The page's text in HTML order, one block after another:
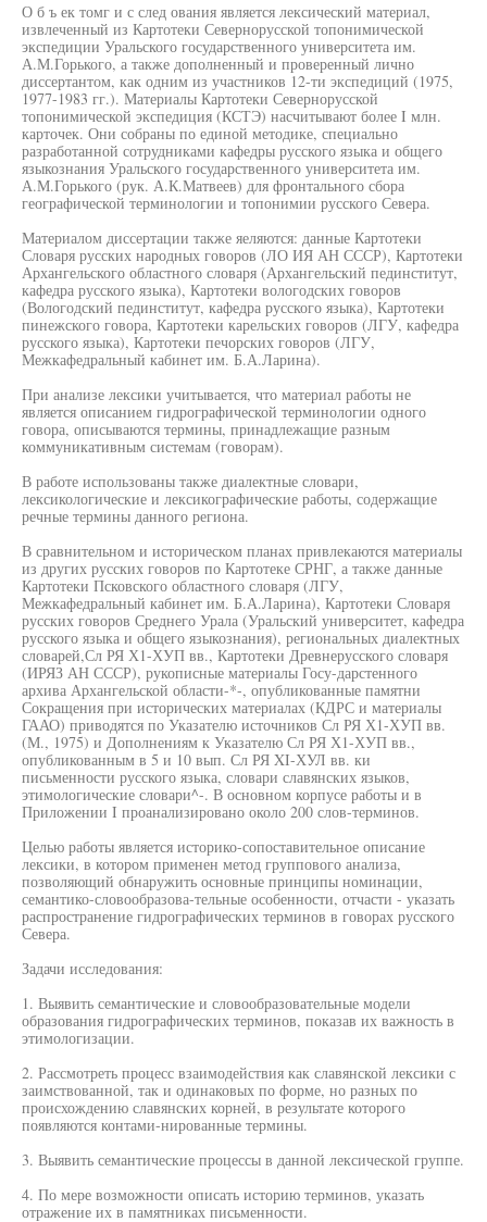
О б ъ ек томг и с след ования является лексический материал,
извлеченный из Картотеки Севернорусской топонимической
экспедиции Уральского государственного университета им.
А.М.Горького, а также дополненный и проверенный лично
диссертантом, как одним из участников 12-ти экспедиций (1975,
1977-1983 гг.). Материалы Картотеки Севернорусской
топонимической экспедиция (КСТЭ) насчитывают более I млн.
карточек. Они собраны по единой методике, специально
разработанной сотрудниками кафедры русского языка и общего
языкознания Уральского государственного университета им.
А.М.Горького (рук. А.К.Матвеев) для фронтального сбора
географической терминологии и топонимии русского Севера.
Материалом диссертации также яеляются: данные Картотеки
Словаря русских народных говоров (ЛО ИЯ АН СССР), Картотеки
Архангельского областного словаря (Архангельский пединститут,
кафедра русского языка), Картотеки вологодских говоров
(Вологодский пединститут, кафедра русского языка), Картотеки
пинежского говора, Картотеки карельских говоров (ЛГУ, кафедра
русского языка), Картотеки печорских говоров (ЛГУ,
Межкафедральный кабинет им. Б.А.Ларина).
При анализе лексики учитывается, что материал работы не
является описанием гидрографической терминологии одного
говора, описываются термины, принадлежащие разным
коммуникативным системам (говорам).
В работе использованы также диалектные словари,
лексикологические и лексикографические работы, содержащие
речные термины данного региона.
В сравнительном и историческом планах привлекаются материалы
из других русских говоров по Картотеке СРНГ, а также данные
Картотеки Псковского областного словаря (ЛГУ,
Межкафедральный кабинет им. Б.А.Ларина), Картотеки Словаря
русских говоров Среднего Урала (Уральский университет, кафедра
русского языка и общего языкознания), региональных диалектных
словарей,Сл РЯ Х1-ХУП вв., Картотеки Древнерусского словаря
(ИРЯЗ АН СССР), рукописные материалы Госу-дарстенного
архива Архангельской области-*-, опубликованные памятни
Сокращения при исторических материалах (КДРС и материалы
ГААО) приводятся по Указателю источников Сл РЯ Х1-ХУП вв.
(М., 1975) и Дополнениям к Указателю Сл РЯ Х1-ХУП вв.,
опубликованным в 5 и 10 вып. Сл РЯ XI-ХУЛ вв. ки
письменности русского языка, словари славянских языков,
этимологические словари^-. В основном корпусе работы и в
Приложении I проанализировано около 200 слов-терминов.
Целью работы является историко-сопоставительное описание
лексики, в котором применен метод группового анализа,
позволяющий обнаружить основные принципы номинации,
семантико-словообразова-тельные особенности, отчасти - указать
распространение гидрографических терминов в говорах русского
Севера.
Задачи исследования:
1. Выявить семантические и словообразовательные модели
образования гидрографических терминов, показав их важность в
этимологизации.
2. Рассмотреть процесс взаимодействия как славянской лексики с
заимствованной, так и одинаковых по форме, но разных по
происхождению славянских корней, в результате которого
появляются контами-нированные термины.
3. Выявить семантические процессы в данной лексической группе.
4. По мере возможности описать историю терминов, указать
отражение их в памятниках письменности.